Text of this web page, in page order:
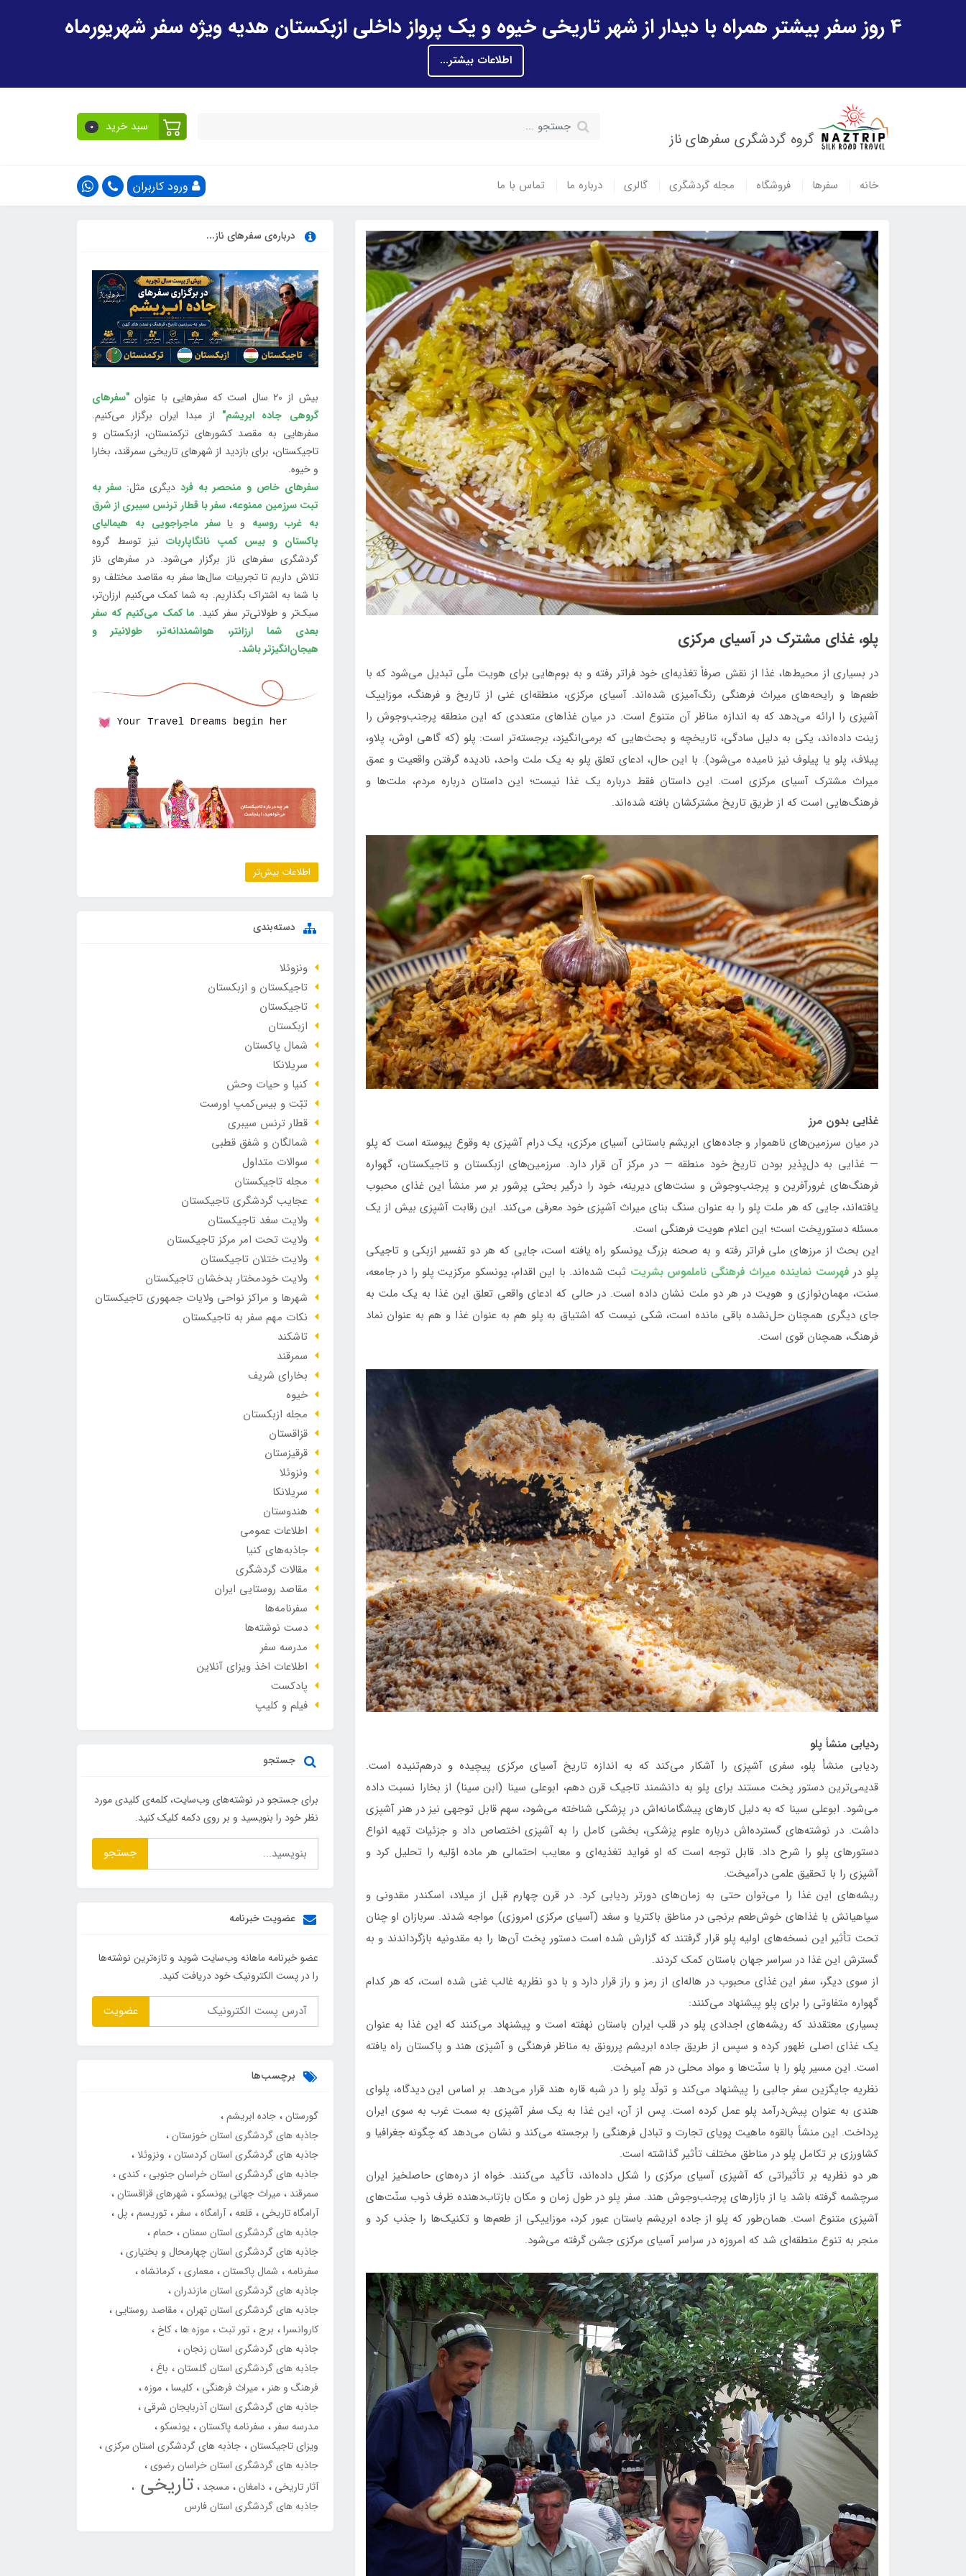
4 روز سفر بیشتر همراه با دیدار از شهر تاریخی خیوه و یک پرواز داخلی ازبکستان هدیه ویژه سفر شهریورماه
اطلاعات بیشتر...
گروه گردشگری سفرهای ناز
سبد خرید 0
خانه سفرها فروشگاه مجله گردشگری گالری درباره ما تماس با ما ورود کاربران
پلو، غذای مشترک در آسیای مرکزی
در بسیاری از محیط‌ها، غذا از نقش صرفاً تغذیه‌ای خود فراتر رفته و به بوم‌هایی برای هویت ملّی تبدیل می‌شود که با
طعم‌ها و رایحه‌های میراث فرهنگی رنگ‌آمیزی شده‌اند. آسیای مرکزی، منطقه‌ای غنی از تاریخ و فرهنگ، موزاییک
آشپزی را ارائه می‌دهد که به اندازه مناظر آن متنوع است. در میان غذاهای متعددی که این منطقه پرجنب‌وجوش را
زینت داده‌اند، یکی به دلیل سادگی، تاریخچه و بحث‌هایی که برمی‌انگیزد، برجسته‌تر است: پلو (که گاهی اوش، پلاو،
پیلاف، پلو یا پیلوف نیز نامیده می‌شود). با این حال، ادعای تعلق پلو به یک ملت واحد، نادیده گرفتن واقعیت و عمق
میراث مشترک آسیای مرکزی است. این داستان فقط درباره یک غذا نیست؛ این داستان درباره مردم، ملت‌ها و
فرهنگ‌هایی است که از طریق تاریخ مشترکشان بافته شده‌اند.
غذایی بدون مرز
در میان سرزمین‌های ناهموار و جاده‌های ابریشم باستانی آسیای مرکزی، یک درام آشپزی به وقوع پیوسته است که پلو
— غذایی به دل‌پذیر بودن تاریخ خود منطقه — در مرکز آن قرار دارد. سرزمین‌های ازبکستان و تاجیکستان، گهواره
فرهنگ‌های غرورآفرین و پرجنب‌وجوش و سنت‌های دیرینه، خود را درگیر بحثی پرشور بر سر منشأ این غذای محبوب
یافته‌اند، جایی که هر ملت پلو را به عنوان سنگ بنای میراث آشپزی خود معرفی می‌کند. این رقابت آشپزی بیش از یک
مسئله دستورپخت است؛ این اعلام هویت فرهنگی است.
این بحث از مرزهای ملی فراتر رفته و به صحنه بزرگ یونسکو راه یافته است، جایی که هر دو تفسیر ازبکی و تاجیکی
پلو در فهرست نماینده میراث فرهنگی ناملموس بشریت ثبت شده‌اند. با این اقدام، یونسکو مرکزیت پلو را در جامعه،
سنت، مهمان‌نوازی و هویت در هر دو ملت نشان داده است. در حالی که ادعای واقعی تعلق این غذا به یک ملت به
جای دیگری همچنان حل‌نشده باقی مانده است، شکی نیست که اشتیاق به پلو هم به عنوان غذا و هم به عنوان نماد
فرهنگ، همچنان قوی است.
ردیابی منشأ پلو
ردیابی منشأ پلو، سفری آشپزی را آشکار می‌کند که به اندازه تاریخ آسیای مرکزی پیچیده و درهم‌تنیده است.
قدیمی‌ترین دستور پخت مستند برای پلو به دانشمند تاجیک قرن دهم، ابوعلی سینا (ابن سینا) از بخارا نسبت داده
می‌شود. ابوعلی سینا که به دلیل کارهای پیشگامانه‌اش در پزشکی شناخته می‌شود، سهم قابل توجهی نیز در هنر آشپزی
داشت. در نوشته‌های گسترده‌اش درباره علوم پزشکی، بخشی کامل را به آشپزی اختصاص داد و جزئیات تهیه انواع
دستورهای پلو را شرح داد. قابل توجه است که او فواید تغذیه‌ای و معایب احتمالی هر ماده اوّلیه را تحلیل کرد و
آشپزی را با تحقیق علمی درآمیخت.
ریشه‌های این غذا را می‌توان حتی به زمان‌های دورتر ردیابی کرد. در قرن چهارم قبل از میلاد، اسکندر مقدونی و
سپاهیانش با غذاهای خوش‌طعم برنجی در مناطق باکتریا و سغد (آسیای مرکزی امروزی) مواجه شدند. سربازان او چنان
تحت تأثیر این نسخه‌های اولیه پلو قرار گرفتند که گزارش شده است دستور پخت آن‌ها را به مقدونیه بازگرداندند و به
گسترش این غذا در سراسر جهان باستان کمک کردند.
از سوی دیگر، سفر این غذای محبوب در هاله‌ای از رمز و راز قرار دارد و با دو نظریه غالب غنی شده است، که هر کدام
گهواره متفاوتی را برای پلو پیشنهاد می‌کنند:
بسیاری معتقدند که ریشه‌های اجدادی پلو در قلب ایران باستان نهفته است و پیشنهاد می‌کنند که این غذا به عنوان
یک غذای اصلی ظهور کرده و سپس از طریق جاده ابریشم پررونق به مناظر فرهنگی و آشپزی هند و پاکستان راه یافته
است. این مسیر پلو را با سنّت‌ها و مواد محلی در هم آمیخت.
نظریه جایگزین سفر جالبی را پیشنهاد می‌کند و تولّد پلو را در شبه قاره هند قرار می‌دهد. بر اساس این دیدگاه، پلوای
هندی به عنوان پیش‌درآمد پلو عمل کرده است. پس از آن، این غذا به یک سفر آشپزی به سمت غرب به سوی ایران
پرداخت. این منشأ بالقوه ماهیت پویای تجارت و تبادل فرهنگی را برجسته می‌کند و نشان می‌دهد که چگونه جغرافیا و
کشاورزی بر تکامل پلو در مناطق مختلف تأثیر گذاشته است.
هر دو نظریه بر تأثیراتی که آشپزی آسیای مرکزی را شکل داده‌اند، تأکید می‌کنند. خواه از دره‌های حاصلخیز ایران
سرچشمه گرفته باشد یا از بازارهای پرجنب‌وجوش هند. سفر پلو در طول زمان و مکان بازتاب‌دهنده ظرف ذوب سنّت‌های
آشپزی متنوع است. همان‌طور که پلو از جاده ابریشم باستان عبور کرد، موزاییکی از طعم‌ها و تکنیک‌ها را جذب کرد و
منجر به تنوع منطقه‌ای شد که امروزه در سراسر آسیای مرکزی جشن گرفته می‌شود.
درباره‌ی سفرهای ناز...
بیش از 20 سال است که سفرهایی با عنوان
"سفرهای
گروهی جاده ابریشم" از مبدا ایران برگزار می‌کنیم.
سفرهایی به مقصد کشورهای ترکمنستان، ازبکستان و
تاجیکستان، برای بازدید از شهرهای تاریخی سمرقند، بخارا
و خیوه.
سفرهای خاص و منحصر به فرددیگری مثل:سفر به
تبت سرزمین ممنوعه، سفر با قطار ترنس سیبری از شرق
به غرب روسیه و یاسفر ماجراجویی به هیمالیای
پاکستان و بیس کمپ نانگاپاربات نیز توسط گروه
گردشگری سفرهای ناز برگزار می‌شود. در سفرهای ناز
تلاش داریم تا تجربیات سال‌ها سفر به مقاصد مختلف رو
با شما به اشتراک بگذاریم. به شما کمک می‌کنیم ارزان‌تر،
سبک‌تر و طولانی‌تر سفر کنید. ما کمک می‌کنیم که سفر
بعدی شما ارزانتر، هواشمندانه‌تر، طولانی‎تر و
هیجان‌انگیزتر باشد.
اطلاعات بیش‌تر
دسته‌بندی
ونزوئلا
تاجیکستان و ازبکستان
تاجیکستان
ازبکستان
شمال پاکستان
سریلانکا
کنیا و حیات وحش
تبّت و بیس‌کمپ اورست
قطار ترنس سیبری
شمالگان و شفق قطبی
سوالات متداول
مجله تاجیکستان
عجایب گردشگری تاجیکستان
ولایت سغد تاجیکستان
ولایت تحت امر مرکز تاجیکستان
ولایت ختلان تاجیکستان
ولایت خودمختار بدخشان تاجیکستان
شهرها و مراکز نواحی ولایات جمهوری تاجیکستان
نکات مهم سفر به تاجیکستان
تاشکند
سمرقند
بخارای شریف
خیوه
مجله ازبکستان
قزاقستان
قرقیزستان
ونزوئلا
سریلانکا
هندوستان
اطلاعات عمومی
جاذبه‌های کنیا
مقالات گردشگری
مقاصد روستایی ایران
سفرنامه‌ها
دست نوشته‌ها
مدرسه سفر
اطلاعات اخذ ویزای آنلاین
پادکست
فیلم و کلیپ
جستجو
برای جستجو در نوشته‌های وب‌سایت، کلمه‌ی کلیدی مورد
نظر خود را بنویسید و بر روی دکمه کلیک کنید.
جستجو
عضویت خبرنامه
عضو خبرنامه ماهانه وب‌سایت شوید و تازه‌ترین نوشته‌ها
را در پست الکترونیک خود دریافت کنید.
عضویت
برچسب‌ها
گورستان جاده ابریشم
جاذبه های گردشگری استان خوزستان
جاذبه های گردشگری استان کردستان ونزوئلا
جاذبه های گردشگری استان خراسان جنوبی کندی
سمرقند میراث جهانی یونسکو شهرهای قزاقستان
آرامگاه تاریخی قلعه آرامگاه سفر توریسم پل
جاذبه های گردشگری استان سمنان حمام
جاذبه های گردشگری استان چهارمحال و بختیاری
سفرنامه شمال پاکستان معماری کرمانشاه
جاذبه های گردشگری استان مازندران
جاذبه های گردشگری استان تهران مقاصد روستایی
کاروانسرا برج تور تبت موزه ها کاخ
جاذبه های گردشگری استان زنجان
جاذبه های گردشگری استان گلستان باغ
فرهنگ و هنر میراث فرهنگی کلیسا موزه
جاذبه های گردشگری استان آذربایجان شرقی
مدرسه سفر سفرنامه پاکستان یونسکو
ویزای تاجیکستان جاذبه های گردشگری استان مرکزی
جاذبه های گردشگری استان خراسان رضوی
آثار تاریخی دامغان مسجد تاریخی
جاذبه های گردشگری استان فارس